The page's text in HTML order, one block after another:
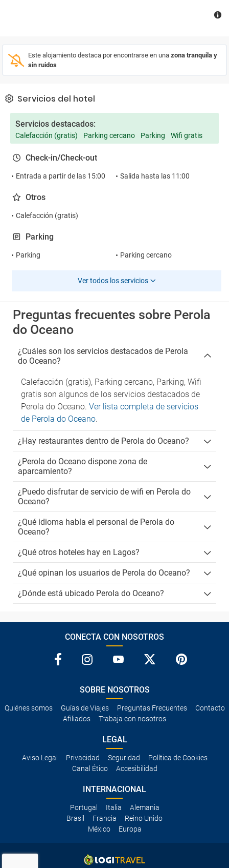
Este alojamiento destaca por encontrarse en una zona tranquila y
sin ruidos
Servicios del hotel
Servicios destacados:
Calefacción (gratis) Parking cercano Parking Wifi gratis
Check-in/Check-out
Entrada a partir de las 15:00 Salida hasta las 11:00
Otros
Calefacción (gratis)
Parking
Parking Parking cercano
Ver todos los servicios
Preguntas frecuentes sobre Perola
do Oceano
¿Cuáles son los servicios destacados de Perola
do Oceano?
Calefacción (gratis), Parking cercano, Parking, Wifi
gratis son algunos de los servicios destacados de
Perola do Oceano. Ver lista completa de servicios
de Perola do Oceano.
¿Hay restaurantes dentro de Perola do Oceano?
¿Perola do Oceano dispone zona de
aparcamiento?
¿Puedo disfrutar de servicio de wifi en Perola do
Oceano?
¿Qué idioma habla el personal de Perola do
Oceano?
¿Qué otros hoteles hay en Lagos?
¿Qué opinan los usuarios de Perola do Oceano?
¿Dónde está ubicado Perola do Oceano?
CONECTA CON NOSOTROS
SOBRE NOSOTROS
Quiénes somos Guías de Viajes Preguntas Frecuentes
Contacto
Afiliados
Trabaja con nosotros
LEGAL
Aviso Legal Privacidad Seguridad
Política de Cookies
Canal Ético
Accesibilidad
INTERNACIONAL
Portugal Italia
Alemania
Brasil
Francia
Reino Unido
México
Europa